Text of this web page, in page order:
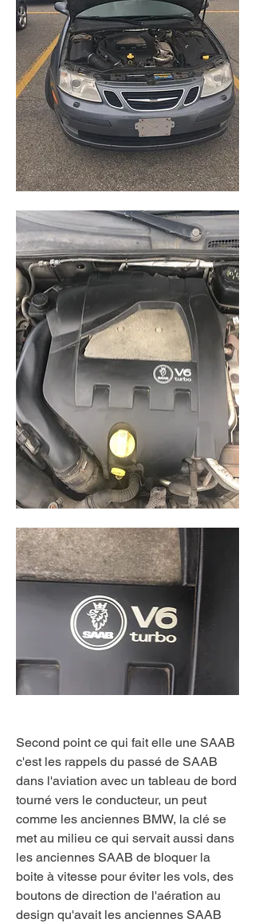
Second point ce qui fait elle une SAAB
c'est les rappels du passé de SAAB
dans l'aviation avec un tableau de bord
tourné vers le conducteur, un peut
comme les anciennes BMW, la clé se
met au milieu ce qui servait aussi dans
les anciennes SAAB de bloquer la
boite à vitesse pour éviter les vols, des
boutons de direction de l'aération au
design qu'avait les anciennes SAAB